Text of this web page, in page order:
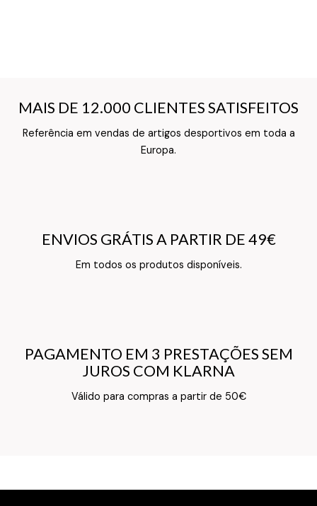
MAIS DE 12.000 CLIENTES SATISFEITOS
Referência em vendas de artigos desportivos em toda a
Europa.
MAIS DE 12.000 CLIENTES SATISFEITOS
Texto do Verso do Cartão de Informação
ENVIOS GRÁTIS A PARTIR DE 49€
Em todos os produtos disponíveis.
ENVIOS GRÁTIS A PARTIR DE 49€
Texto do Verso do Cartão de Informação
PAGAMENTO EM 3 PRESTAÇÕES SEM
JUROS COM KLARNA
Válido para compras a partir de 50€
PAGAMENTO EM 3 PRESTAÇÕES SEM
JUROS COM KLARNA
Texto do Verso do Cartão de Informação